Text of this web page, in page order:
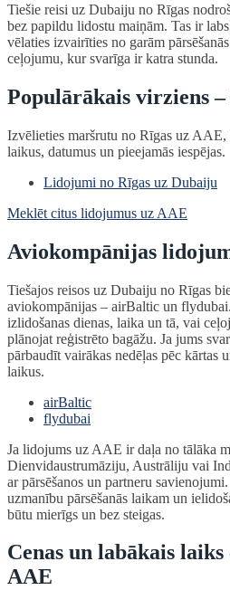
Tiešie reisi uz Dubaiju no Rīgas
bez papildu lidostu maiņām. Tas ir
vēlaties izvairīties no garām
ceļojumu, kur svarīga ir katra stunda.
Populārākais virziens
Izvēlieties maršrutu no Rīgas uz
laikus, datumus un pieejamās iespējas.
Lidojumi no Rīgas uz Dubaiju
Meklēt citus lidojumus uz AAE
Aviokompānijas
Tiešajos reisos uz Dubaiju no Rīgas
aviokompānijas – airBaltic un
izlidošanas dienas, laika un tā, vai
plānojat reģistrēto bagāžu. Ja jums
pārbaudīt vairākas nedēļas pēc kārtas
laikus.
airBaltic
flydubai
Ja lidojums uz AAE ir daļa no tālāka
Dienvidaustrumāziju, Austrāliju vai
ar pārsēšanos un partneru
uzmanību pārsēšanās laikam un
būtu mierīgs un bez steigas.
Cenas un labākais
AAE